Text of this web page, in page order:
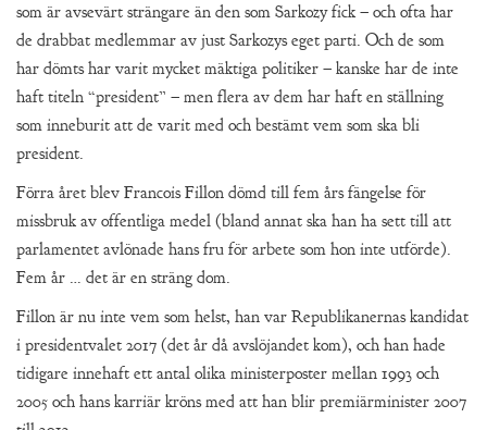
som är avsevärt strängare än den som Sarkozy fick – och ofta har
de drabbat medlemmar av just Sarkozys eget parti. Och de som
har dömts har varit mycket mäktiga politiker – kanske har de inte
haft titeln “president” – men flera av dem har haft en ställning
som inneburit att de varit med och bestämt vem som ska bli
president.
Förra året blev Francois Fillon dömd till fem års fängelse för
missbruk av offentliga medel (bland annat ska han ha sett till att
parlamentet avlönade hans fru för arbete som hon inte utförde).
Fem år … det är en sträng dom.
Fillon är nu inte vem som helst, han var Republikanernas kandidat
i presidentvalet 2017 (det år då avslöjandet kom), och han hade
tidigare innehaft ett antal olika ministerposter mellan 1993 och
2005 och hans karriär kröns med att han blir premiärminister 2007